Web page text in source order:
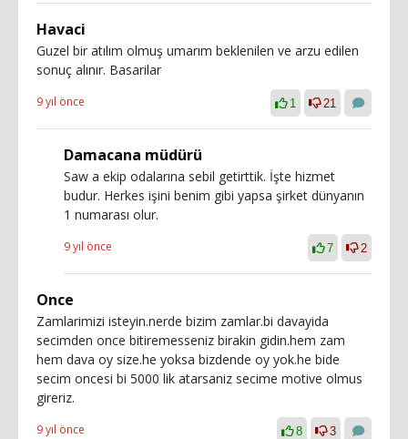
Havaci
Guzel bir atılım olmuş umarım beklenilen ve arzu edilen
sonuç alınır. Basarilar
9 yıl önce 1 21
Damacana müdürü
Saw a ekip odalarına sebil getirttik. İşte hizmet
budur. Herkes işini benim gibi yapsa şirket dünyanın
1 numarası olur.
9 yıl önce 7 2
Once
Zamlarimizi isteyin.nerde bizim zamlar.bi davayida
secimden once bitiremesseniz birakin gidin.hem zam
hem dava oy size.he yoksa bizdende oy yok.he bide
secim oncesi bi 5000 lik atarsaniz secime motive olmus
gireriz.
9 yıl önce 8 3